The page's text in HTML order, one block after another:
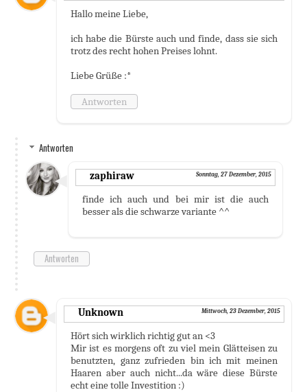
Hallo meine Liebe,
ich habe die Bürste auch und finde, dass sie sich
trotz des recht hohen Preises lohnt.
Liebe Grüße :*
Antworten
Antworten
zaphiraw Sonntag, 27 Dezember, 2015
finde ich auch und bei mir ist die auch
besser als die schwarze variante ^^
Antworten
Unknown Mittwoch, 23 Dezember, 2015
Hört sich wirklich richtig gut an <3
Mir ist es morgens oft zu viel mein Glätteisen zu
benutzten, ganz zufrieden bin ich mit meinen
Haaren aber auch nicht...da wäre diese Bürste
echt eine tolle Investition :)